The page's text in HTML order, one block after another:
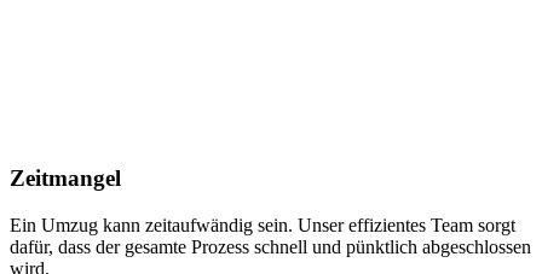
Zeitmangel
Ein Umzug kann zeitaufwändig sein. Unser effizientes Team sorgt
dafür, dass der gesamte Prozess schnell und pünktlich abgeschlossen
wird.